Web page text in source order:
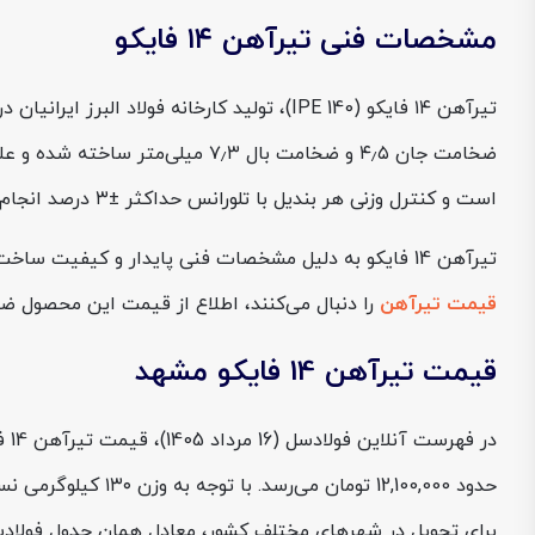
مشخصات فنی تیرآهن ۱۴ فایکو
است و کنترل وزنی هر بندیل با تلورانس حداکثر ±۳ درصد انجام می‌شود. نسخه سبک تیرآهن ۱۴ فایکو، در هر شاخه ۱۲ متری، ۱۲۵ تا ۱۳۵ کیلوگرم وزن دارد.
تیرآهن 14 فایکو به دلیل مشخصات فنی پایدار و کیفیت ساخت مناسب، از محصولات پرمصرف در پروژه‌های سازه‌ای است. به همین دلیل برای پیمانکاران و مجریان پروژه ها که همیشه اخبار
قیمت تیرآهن را دنبال می‌کنند، اطلاع از قیمت این
قیمت تیرآهن 14 فایکو مشهد